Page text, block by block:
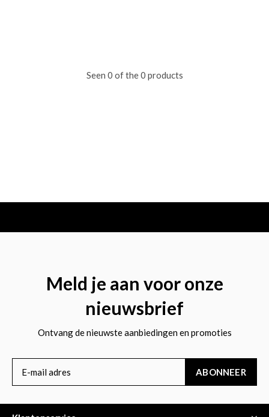
Seen 0 of the 0 products
Meld je aan voor onze
nieuwsbrief
Ontvang de nieuwste aanbiedingen en promoties
ABONNEER